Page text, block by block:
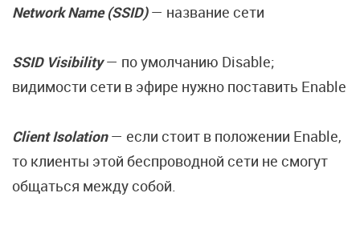
Network Name (SSID)— название сети
SSID Visibility— по умолчанию Disable;
видимости сети в эфире нужно поставить Enable
Client Isolation— если стоит в положении Enable,
то клиенты этой беспроводной сети не смогут
общаться между собой.